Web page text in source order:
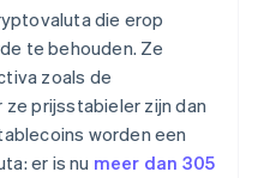
die erop
te behouden. Ze
zoals de
ze prijsstabieler zijn dan
worden een
er is nu meer dan 305